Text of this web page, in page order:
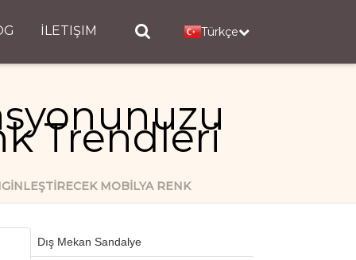
İLETIŞIM Türkçe
Trendleri
MOBILYA RENK
Dış Mekan Sandalye